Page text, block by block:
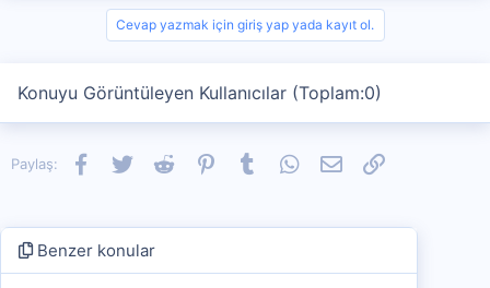
Cevap yazmak için giriş yap yada kayıt ol.
Konuyu Görüntüleyen Kullanıcılar (Toplam:0)
Paylaş: Facebook
TwitterReddit PinterestTumblrWhatsApp
E-postaLink
Benzer konular